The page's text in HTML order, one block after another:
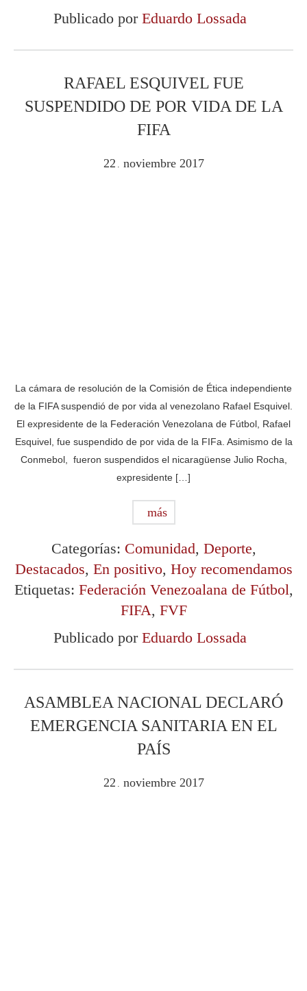
Publicado por Eduardo Lossada
RAFAEL ESQUIVEL FUE
SUSPENDIDO DE POR VIDA DE LA
FIFA
22 noviembre 2017
La cámara de resolución de la Comisión de Ética independiente
de la FIFA suspendió de por vida al venezolano Rafael Esquivel.
El expresidente de la Federación Venezolana de Fútbol, Rafael
Esquivel, fue suspendido de por vida de la FIFa. Asimismo de la
Conmebol, fueron suspendidos el nicaragüense Julio Rocha,
expresidente […]
más
Categorías: Comunidad, Deporte,
Destacados, En positivo, Hoy recomendamos
Etiquetas: Federación Venezoalana de Fútbol,
FIFA, FVF
Publicado por Eduardo Lossada
ASAMBLEA NACIONAL DECLARÓ
EMERGENCIA SANITARIA EN EL
PAÍS
22 noviembre 2017